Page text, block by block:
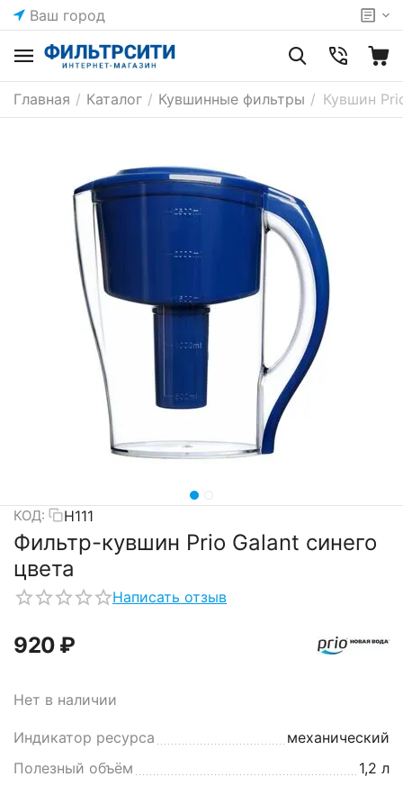
Ваш город
Главная / Каталог / Кувшинные фильтры / Кувшин
КОД: H111
Фильтр-кувшин Prio Galant синего
цвета
Написать отзыв
‍920‍ ₽
Нет в наличии
Индикатор ресурса
механический
Полезный объём
1,2 л